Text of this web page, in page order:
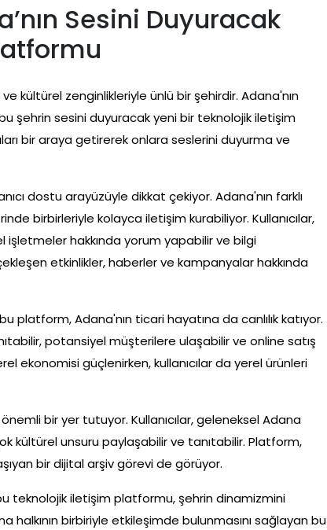
Sesini Duyuracak
kültürel zenginlikleriyle ünlü bir şehirdir. Adana'nın
şehrin sesini duyuracak yeni bir teknolojik iletişim
bir araya getirerek onlara seslerini duyurma ve
dostu arayüzüyle dikkat çekiyor. Adana'nın farklı
birbirleriyle kolayca iletişim kurabiliyor. Kullanıcılar,
işletmeler hakkında yorum yapabilir ve bilgi
etkinlikler, haberler ve kampanyalar hakkında
platform, Adana'nın ticari hayatına da canlılık katıyor.
potansiyel müşterilere ulaşabilir ve online satış
ekonomisi güçlenirken, kullanıcılar da yerel ürünleri
bir yer tutuyor. Kullanıcılar, geleneksel Adana
kültürel unsuru paylaşabilir ve tanıtabilir. Platform,
bir dijital arşiv görevi de görüyor.
teknolojik iletişim platformu, şehrin dinamizmini
halkının birbiriyle etkileşimde bulunmasını sağlayan bu